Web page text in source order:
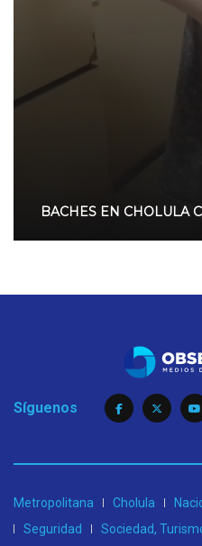
BACHES EN CHOLULA
Síguenos
Metropolitana Cholula
Seguridad
Sociedad,